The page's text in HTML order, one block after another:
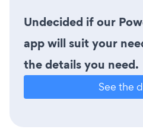
Undecided if our
app will suit your
the details you need.
See the